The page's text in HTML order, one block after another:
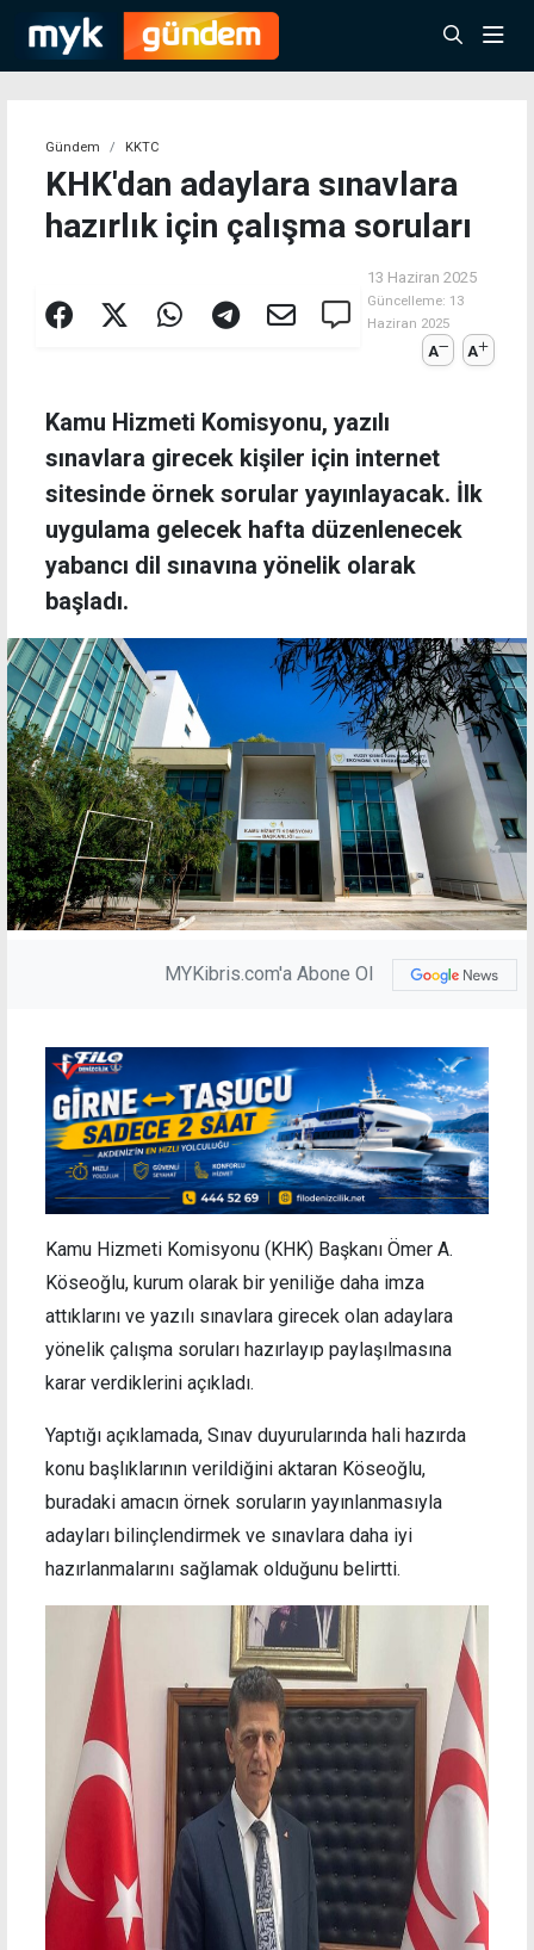
Gündem KKTC
KHK'dan adaylara sınavlara
hazırlık için çalışma soruları
13 Haziran 2025
Güncelleme: 13
Haziran 2025
A A
Kamu Hizmeti Komisyonu, yazılı
sınavlara girecek kişiler için internet
sitesinde örnek sorular yayınlayacak. İlk
uygulama gelecek hafta düzenlenecek
yabancı dil sınavına yönelik olarak
başladı.
MYKibris.com'a Abone Ol
Kamu Hizmeti Komisyonu (KHK) Başkanı Ömer A.
Köseoğlu, kurum olarak bir yeniliğe daha imza
attıklarını ve yazılı sınavlara girecek olan adaylara
yönelik çalışma soruları hazırlayıp paylaşılmasına
karar verdiklerini açıkladı.
Yaptığı açıklamada, Sınav duyurularında hali hazırda
konu başlıklarının verildiğini aktaran Köseoğlu,
buradaki amacın örnek soruların yayınlanmasıyla
adayları bilinçlendirmek ve sınavlara daha iyi
hazırlanmalarını sağlamak olduğunu belirtti.